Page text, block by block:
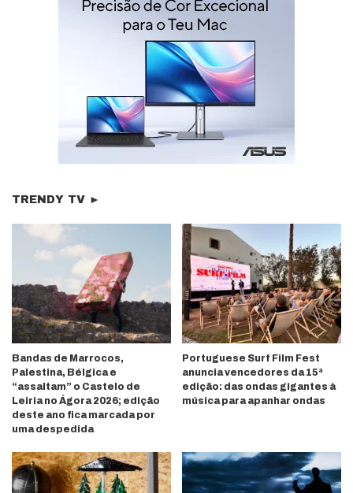
TRENDY TV ►
Bandas de Marrocos,
Palestina, Bélgica e
“assaltam” o Castelo de
Leiria no Ágora 2026; edição
deste ano fica marcada por
uma despedida
Portuguese Surf Film Fest
anuncia vencedores da 15ª
edição: das ondas gigantes à
música para apanhar ondas